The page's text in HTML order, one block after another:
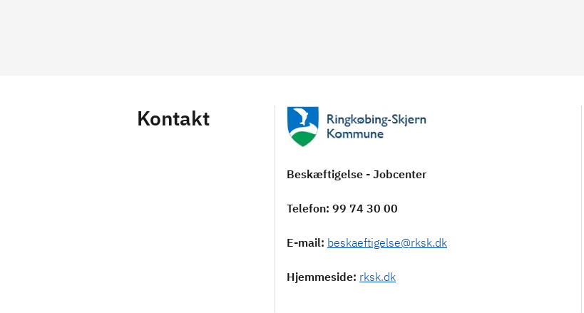
Kontakt
Beskæftigelse - Jobcenter
Telefon: 99 74 30 00
E-mail: beskaeftigelse@rksk.dk
Hjemmeside: rksk.dk